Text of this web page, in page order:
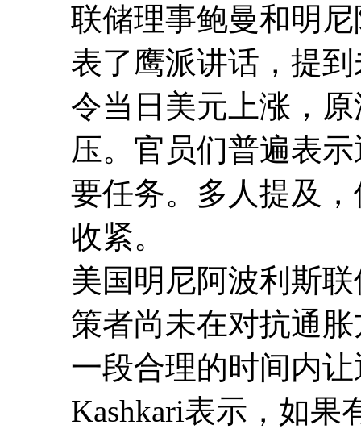
联储理事鲍曼和明
表了鹰派讲话，提
令当日美元上涨，
压。官员们普遍表
要任务。多人提及
收紧。
美国明尼阿波利斯
策者尚未在对抗通
一段合理的时间内
Kashkari表示，如果